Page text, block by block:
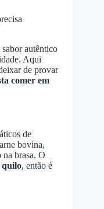
autêntico
Aqui
de provar
comer em
de
bovina,
na brasa. O
quilo, então é